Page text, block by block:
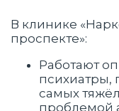
В клинике
проспекте»:
Работают
самых
проблемой